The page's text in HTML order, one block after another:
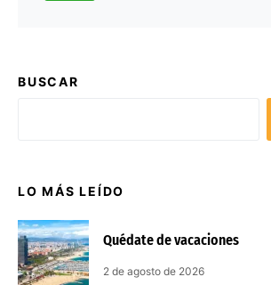
BUSCAR
LO MÁS LEÍDO
Quédate de vacaciones
2 de agosto de 2026